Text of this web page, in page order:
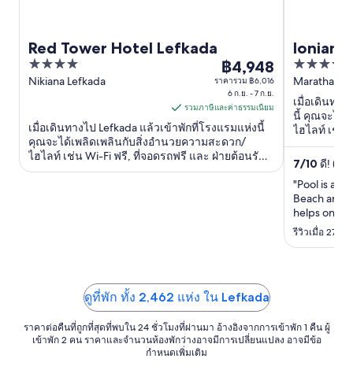
Red Tower Hotel Lefkada
4
out
Nikiana Lefkada
ราคา
฿4,948
ต่อ
คืน
เข้า
พัก
฿4,948
ราคารวม ฿6,016
6 ก.ย. - 7 ก.ย.
รวมภาษีและค่าธรรมเนียม
เมื่อเดินทางไป Lefkada แล้วเข้าพักที่โรงแรมแห่งนี้
คุณจะได้เพลิดเพลินกับสิ่งอำนวยความสะดวก/
ไฮไลท์ เช่น Wi-Fi ฟรี, ที่จอดรถฟรี และ ฝ่ายต้อนรับ
24 ชั่วโมง ที่เที่ยวยอดนิยมในบริเวณใกล้เคียง ...
Ionian
Resort
5
out
of
5
Marathaki,
เมื่อเดินทา
นี้ คุณจะได้
ไฮไลท์ เช่น
ฟรี ที่เที่ยวย
7/10 ดี!
"Pool is
Beach area
helps on
very clean.
รีวิวเมื่อ 27 ก.
ดูที่พัก ทั้ง 2,462 แห่ง ใน Lefkada
ราคาต่อคืนที่ถูกที่สุดที่พบใน 24 ชั่วโมงที่ผ่านมา อ้างอิงจากการเข้าพัก 1 คืน ผู้
เข้าพัก 2 คน ราคาและจำนวนห้องพักว่างอาจมีการเปลี่ยนแปลง อาจมีข้อ
กำหนดเพิ่มเติม